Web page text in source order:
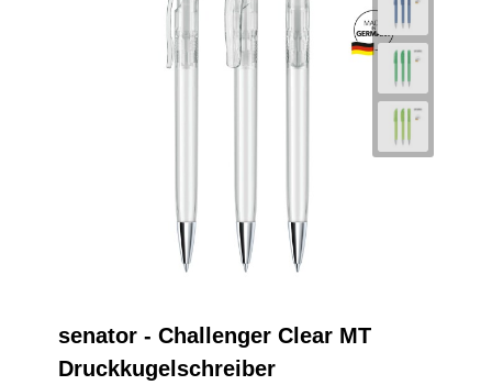
senator - Challenger Clear MT
Druckkugelschreiber